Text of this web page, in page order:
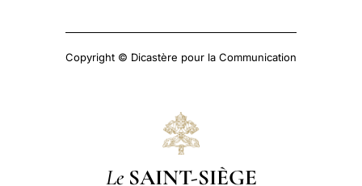
Copyright © Dicastère pour la Communication
Le SAINT-SIÈGE